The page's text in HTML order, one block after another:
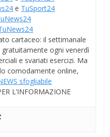
e TuSport24
cartaceo: il settimanale
ogni venerdì
e svariati esercizi. Ma
comodamente online,
sfogliabile
L’INFORMAZIONE